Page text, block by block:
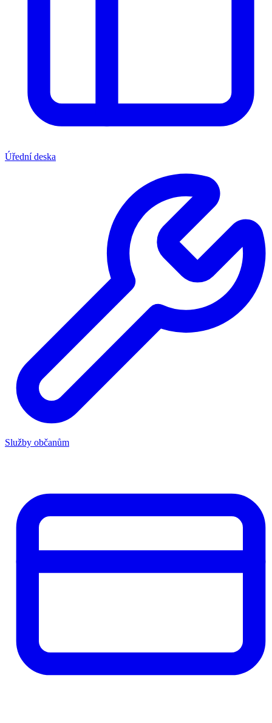
Úřední deska
Služby občanům